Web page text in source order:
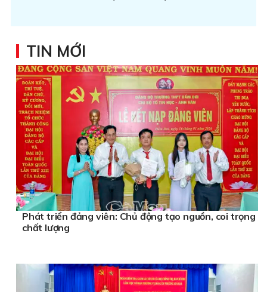
TIN MỚI
Phát triển đảng viên: Chủ động tạo nguồn, coi trọng
chất lượng